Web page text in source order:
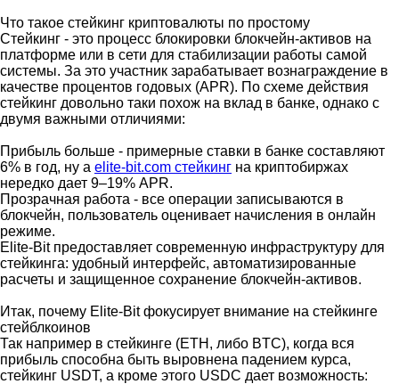
Что такое стейкинг криптовалюты по простому
Стейкинг - это процесс блокировки блокчейн-активов на
платформе или в сети для стабилизации работы самой
системы. За это участник зарабатывает вознаграждение в
качестве процентов годовых (APR). По схеме действия
стейкинг довольно таки похож на вклад в банке, однако с
двумя важными отличиями:
Прибыль больше - примерные ставки в банке составляют
6% в год, ну а elite-bit.com стейкинг на криптобиржах
нередко дает 9–19% APR.
Прозрачная работа - все операции записываются в
блокчейн, пользователь оценивает начисления в онлайн
режиме.
Elite-Bit предоставляет современную инфраструктуру для
стейкинга: удобный интерфейс, автоматизированные
расчеты и защищенное сохранение блокчейн-активов.
Итак, почему Elite-Bit фокусирует внимание на стейкинге
стейблкоинов
Так например в стейкинге (ETH, либо BTC), когда вся
прибыль способна быть выровнена падением курса,
стейкинг USDT, а кроме этого USDC дает возможность: